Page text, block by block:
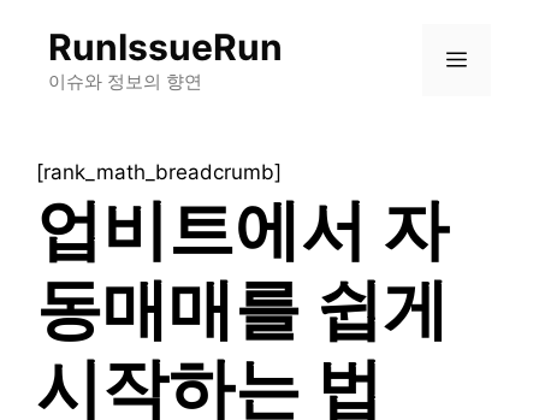
RunIssueRun
이슈와 정보의 향연
메
[rank_math_breadcrumb]
업비트에서 자
동매매를 쉽게
시작하는 법